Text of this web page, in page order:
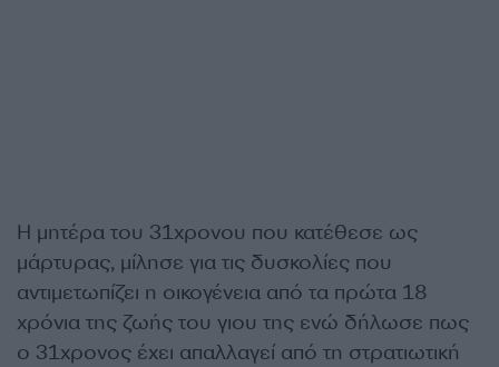
Η μητέρα του 31χρονου που κατέθεσε ως
μάρτυρας, μίλησε για τις δυσκολίες που
αντιμετωπίζει η οικογένεια από τα πρώτα 18
χρόνια της ζωής του γιου της ενώ δήλωσε πως
ο 31χρονος έχει απαλλαγεί από τη στρατιωτική